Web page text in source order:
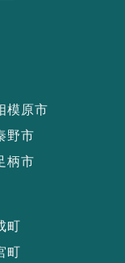
模原市
野市
柄市
町
町